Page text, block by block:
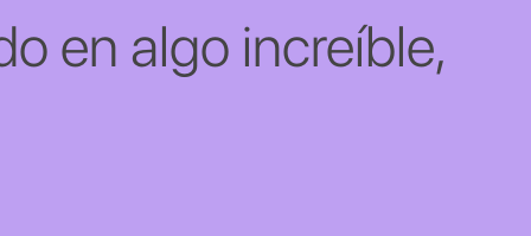
en algo increíble,